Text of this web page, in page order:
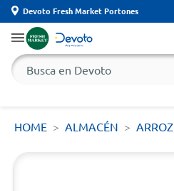
Devoto Fresh Market Portones
HOME ALMACÉN ARROZ